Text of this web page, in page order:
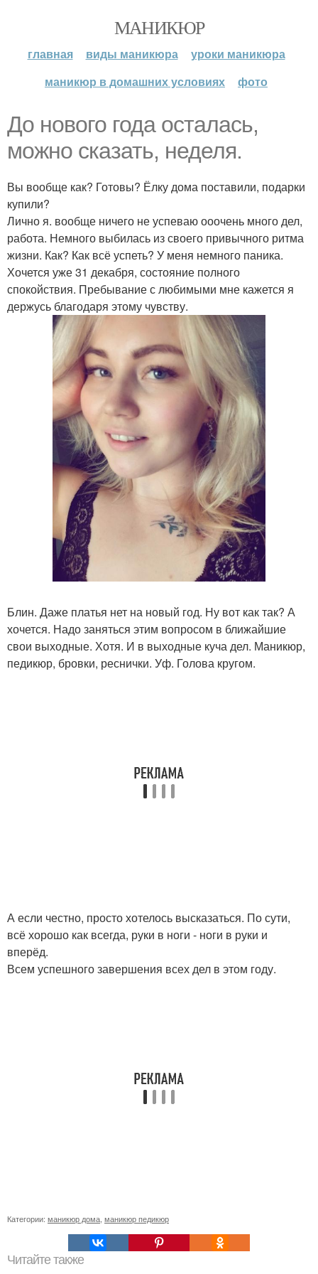
МАНИКЮР
главная виды маникюра
уроки маникюра
маникюр в домашних условиях
фото
До нового года осталась,
можно сказать, неделя.
Вы вообще как? Готовы? Ёлку дома поставили, подарки
купили?
Лично я. вообще ничего не успеваю ооочень много дел,
работа. Немного выбилась из своего привычного ритма
жизни. Как? Как всё успеть? У меня немного паника.
Хочется уже 31 декабря, состояние полного
спокойствия. Пребывание с любимыми мне кажется я
держусь благодаря этому чувству.
Блин. Даже платья нет на новый год. Ну вот как так? А
хочется. Надо заняться этим вопросом в ближайшие
свои выходные. Хотя. И в выходные куча дел. Маникюр,
педикюр, бровки, реснички. Уф. Голова кругом.
А если честно, просто хотелось высказаться. По сути,
всё хорошо как всегда, руки в ноги - ноги в руки и
вперёд.
Всем успешного завершения всех дел в этом году.
Категории: маникюр дома маникюр педикюр
Читайте также